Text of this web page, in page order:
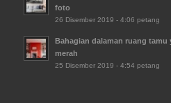
foto
26 Disember 2019 - 4:06 petang
Bahagian dalaman ruang tamu
merah
25 Disember 2019 - 4:54 petang